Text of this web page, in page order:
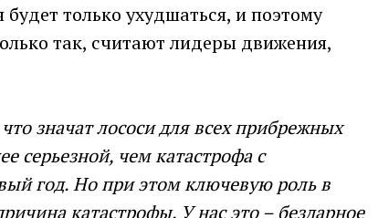
только ухудшаться, и поэтому
так, считают лидеры движения,
значат лососи для всех прибрежных
серьезной, чем катастрофа с
год. Но при этом ключевую роль в
катастрофы. У нас это – бездарное